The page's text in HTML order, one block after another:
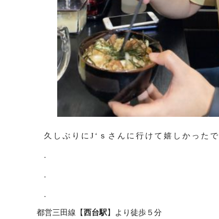
久しぶりにJ‘ｓさんに行けて嬉しかった
.
.
.
都営三田線【西台駅 】より徒歩５分